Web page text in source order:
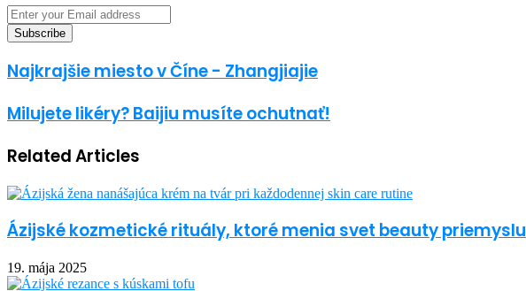
Enter
your
Email
Najkrajšie miesto v Číne - Zhangjiajie
Milujete likéry? Baijiu musíte ochutnať!
Related Articles
Ázijské kozmetické rituály, ktoré menia svet beauty priemyslu
19. mája 2025